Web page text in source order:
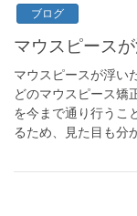
ブログ
マウスピース
マウスピースが浮い
どのマウスピース矯
を今まで通り行うこ
るため、見た目も分